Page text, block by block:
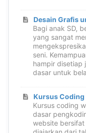
Desain Grafis
Bagi anak SD,
yang sangat
seni.
hampir disetiap
dasar untuk
Kursus Coding
Kursus coding
dasar
website bersifat